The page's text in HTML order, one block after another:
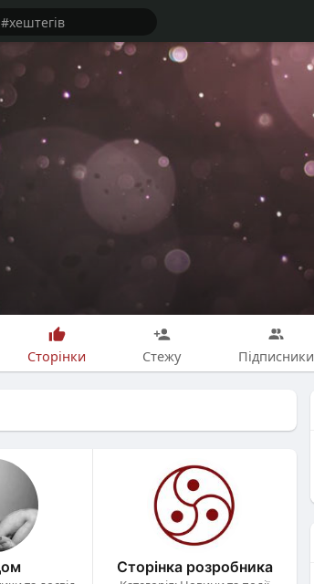
Сторінки Стежу Підписники
Сторінка розробника